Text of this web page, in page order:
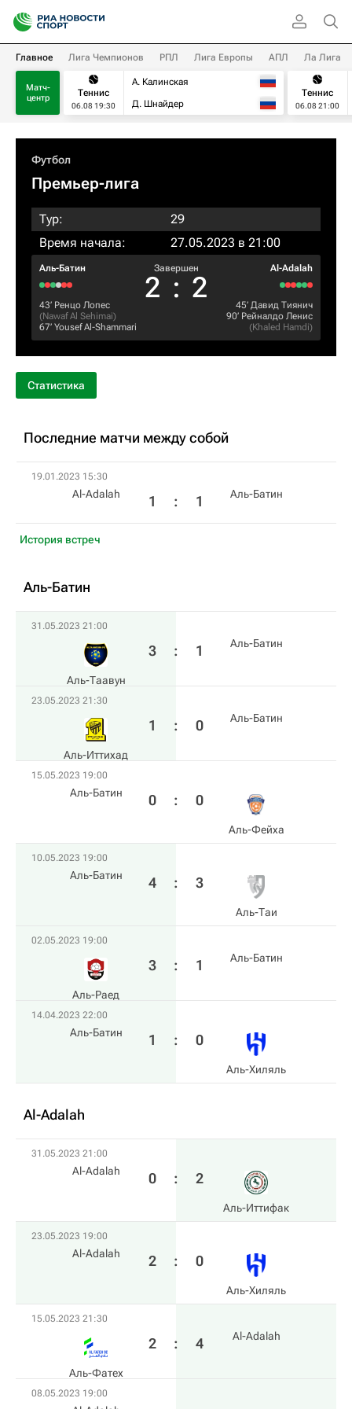
Главное Лига Чемпионов РПЛ Лига Европы АПЛ Ла Лига
Матч-
центр
Теннис
06.08 19:30
А. Калинская
Д. Шнайдер
Теннис
06.08 21:00
Футбол
Премьер-лига
Тур:
29
Время начала:
27.05.2023 в 21:00
Аль-Батин Завершен
2 : 2
Al-Adalah
43‎’‎ Ренцо Лопес
(Nawaf Al Sehimai)
67‎’‎ Yousef Al-Shammari
45‎’‎ Давид Тиянич
90‎’‎ Рейналдо Ленис
(Khaled Hamdi)
Статистика
Последние матчи между собой
19.01.2023 15:30
Al-Adalah 1 : 1 Аль-Батин
История встреч
Аль-Батин
31.05.2023 21:00
Аль-Таавун
3 : 1 Аль-Батин
23.05.2023 21:30
Аль-Иттихад
1 : 0 Аль-Батин
15.05.2023 19:00
Аль-Батин 0 : 0
Аль-Фейха
10.05.2023 19:00
Аль-Батин 4 : 3
Аль-Таи
02.05.2023 19:00
Аль-Раед
3 : 1 Аль-Батин
14.04.2023 22:00
Аль-Батин 1 : 0
Аль-Хиляль
Al-Adalah
31.05.2023 21:00
Al-Adalah 0 : 2
Аль-Иттифак
23.05.2023 19:00
Al-Adalah 2 : 0
Аль-Хиляль
15.05.2023 21:30
Аль-Фатех
2 : 4 Al-Adalah
08.05.2023 19:00